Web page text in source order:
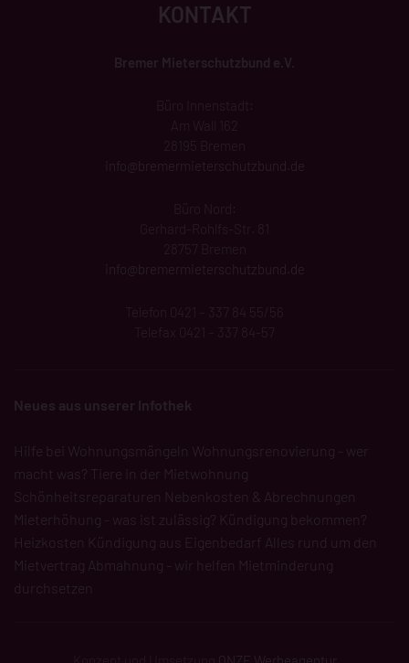
KONTAKT
Bremer Mieterschutzbund e.V.
Am Wall 162
info@ bremermieterschutzbund .de
Büro Nord:
info@bremermieterschutzbund.de
Neues aus unserer Infothek
Hilfe bei Wohnungsmängeln Wohnungsrenovierung - wer
macht was? Tiere in der Mietwohnung
Schönheitsreparaturen Nebenkosten & Abrechnungen
Mieterhöhung - was ist zulässig? Kündigung bekommen?
Heizkosten Kündigung aus Eigenbedarf Alles rund um den
Mietvertrag Abmahnung - wir helfen Mietminderung
durchsetzen